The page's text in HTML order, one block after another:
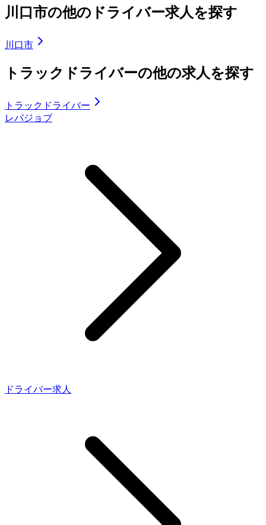
川口市の他のドライバー求人を探す
川口市
トラックドライバーの他の求人を探す
トラックドライバー
レバジョブ
ドライバー求人